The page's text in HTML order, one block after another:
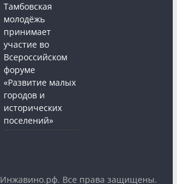
Тамбовская
молодёжь
принимает
участие во
Всероссийском
форуме
«Развитие малых
городов и
исторических
поселений»
Инжавино.рф. Все права защищены.